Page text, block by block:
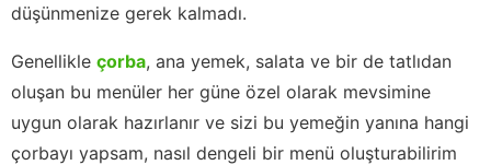
düşünmenize gerek kalmadı.
Genellikle çorba, ana yemek, salata ve bir de tatlıdan
oluşan bu menüler her güne özel olarak mevsimine
uygun olarak hazırlanır ve sizi bu yemeğin yanına hangi
çorbayı yapsam, nasıl dengeli bir menü oluşturabilirim